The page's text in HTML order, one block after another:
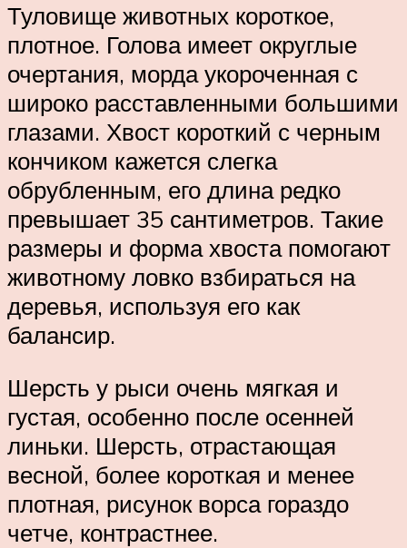
Туловище животных короткое,
плотное. Голова имеет округлые
очертания, морда укороченная с
широко расставленными большими
глазами. Хвост короткий с черным
кончиком кажется слегка
обрубленным, его длина редко
превышает 35 сантиметров. Такие
размеры и форма хвоста помогают
животному ловко взбираться на
деревья, используя его как
балансир.
Шерсть у рыси очень мягкая и
густая, особенно после осенней
линьки. Шерсть, отрастающая
весной, более короткая и менее
плотная, рисунок ворса гораздо
четче, контрастнее.